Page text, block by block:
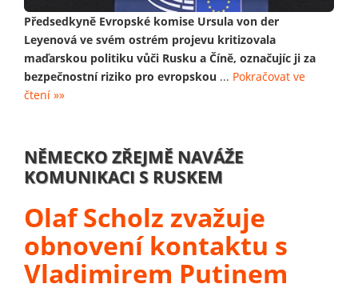
Předsedkyně Evropské komise Ursula von der
Leyenová ve svém ostrém projevu kritizovala
maďarskou politiku vůči Rusku a Číně, označujíc ji za
bezpečnostní riziko pro evropskou ... Pokračovat ve
čtení »»
NĚMECKO ZŘEJMĚ NAVÁŽE
KOMUNIKACI S RUSKEM
Olaf Scholz zvažuje
obnovení kontaktu s
Vladimirem Putinem